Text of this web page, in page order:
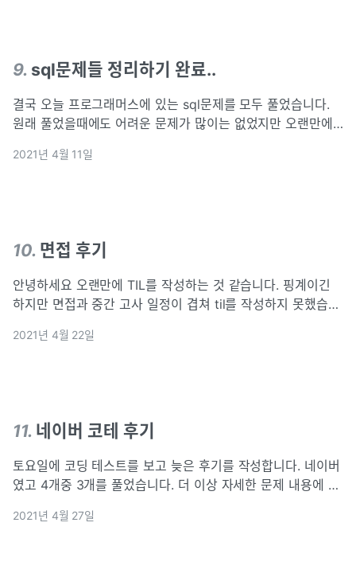
9. sql문제들 정리하기 완료..
결국 오늘 프로그래머스에 있는 sql문제를 모두 풀었습니다.
원래 풀었을때에도 어려운 문제가 많이는 없었지만 오랜만에
붙었습니다~!그리고 모의고사도 2회차 풀었습니다. (1시간 반
2021년 4월 11일
10. 면접 후기
안녕하세요 오랜만에 TIL를 작성하는 것 같습니다. 핑계이긴
하지만 면접과 중간 고사 일정이 겹쳐 til를 작성하지 못했습니
당일부터 오늘까지 중간고사를 연달아 보았습니다. 3과목 밖
2021년 4월 22일
11. 네이버 코테 후기
토요일에 코딩 테스트를 보고 늦은 후기를 작성합니다. 네이버
였고 4개중 3개를 풀었습니다. 더 이상 자세한 문제 내용에 대
니다.그리고 최종 결과가 나오지 않아서 정말 집중이 안되는
2021년 4월 27일